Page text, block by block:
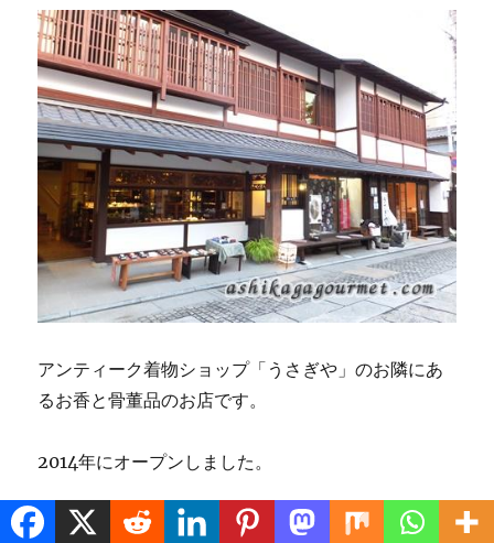
アンティーク着物ショップ「うさぎや」のお隣にあ
るお香と骨董品のお店です。
2014年にオープンしました。
足利をイメージした香りのお香シリーズや、白檀、